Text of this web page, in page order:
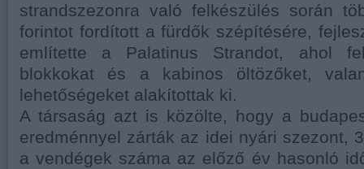
strandszezonra való felkészülés során
forintot fordított a fürdők szépítésére,
említette a Palatinus Strandot, ahol
blokkokat és a kabinos öltözőket,
lehetőségeket alakítottak ki.
A társaság azt is közölte, hogy a
eredménnyel zárták az idei nyári szezont,
a vendégek száma az előző év hasonló